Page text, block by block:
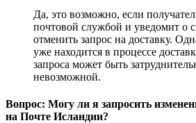
Да, это возможно, если
почтовой службой и уведомит о
отменить запрос на доставку.
уже находится в процессе
запроса может быть
невозможной.
Вопрос: Могу ли я запросить
на Почте Исландии?